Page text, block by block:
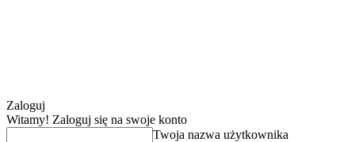
Zaloguj
Witamy! Zaloguj się na swoje konto
Twoja nazwa użytkownika